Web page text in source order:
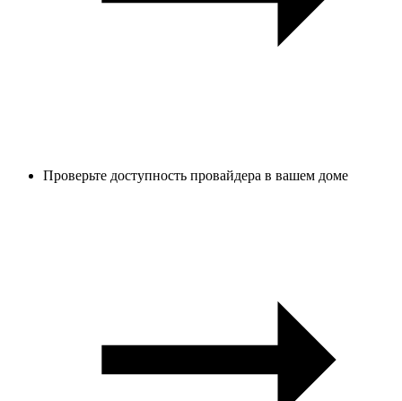
Проверьте доступность провайдера в вашем доме